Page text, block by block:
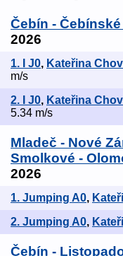
Čebín -
2026
1. I J0, Kateřina
m/s
2. I J0, Kateřina
5.34 m/s
Mladeč - Nové
Smolkové -
2026
1. Jumping A0,
2. Jumping A0,
Čebín -